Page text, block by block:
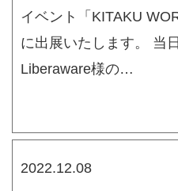
イベント「KITAKU
に出展いたします。 当
Liberaware様の…
2022.12.08